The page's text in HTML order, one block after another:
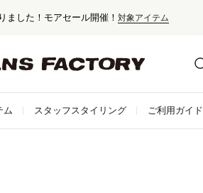
ました！モアセール開催！ 対象アイテム
無料！
ット。さらに詳しく
ム スタッフスタイリング ご利用ガイド